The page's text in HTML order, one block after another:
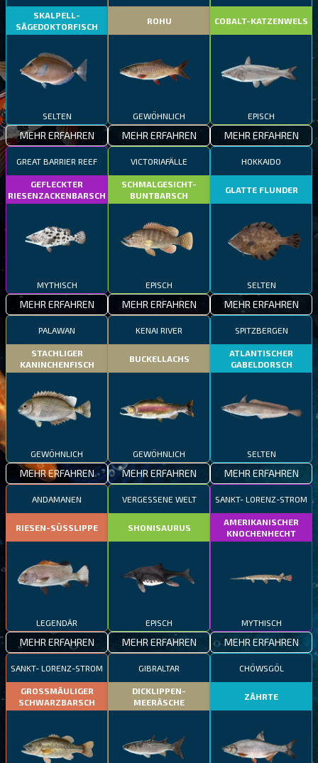
SKALPELL-
SÄGEDOKTORFISCH
SELTEN
MEHR ERFAHREN
ROHU
GEWÖHNLICH
MEHR ERFAHREN
COBALT-KATZENWELS
EPISCH
MEHR ERFAHREN
GREAT BARRIER REEF
GEFLECKTER
RIESENZACKENBARSCH
MYTHISCH
MEHR ERFAHREN
VICTORIAFÄLLE
SCHMALGESICHT-
BUNTBARSCH
EPISCH
MEHR ERFAHREN
HOKKAIDO
GLATTE FLUNDER
SELTEN
MEHR ERFAHREN
PALAWAN
STACHLIGER
KANINCHENFISCH
GEWÖHNLICH
MEHR ERFAHREN
KENAI RIVER
BUCKELLACHS
GEWÖHNLICH
MEHR ERFAHREN
SPITZBERGEN
ATLANTISCHER
GABELDORSCH
SELTEN
MEHR ERFAHREN
ANDAMANEN
RIESEN-SÜSSLIPPE
LEGENDÄR
MEHR ERFAHREN
VERGESSENE WELT
SHONISAURUS
EPISCH
MEHR ERFAHREN
SANKT- LORENZ-STROM
AMERIKANISCHER
KNOCHENHECHT
MYTHISCH
MEHR ERFAHREN
SANKT- LORENZ-STROM
GROSSMÄULIGER
SCHWARZBARSCH
GIBRALTAR
DICKLIPPEN-
MEERÄSCHE
CHÖWSGÖL
ZÄHRTE